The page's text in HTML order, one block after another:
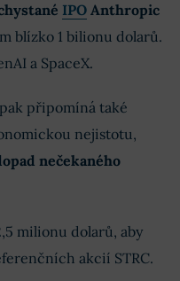
IPO Anthropic
blízko 1 bilionu dolarů.
a SpaceX.
připomíná také
nejistotu,
nečekaného
milionu dolarů, aby
akcií STRC.